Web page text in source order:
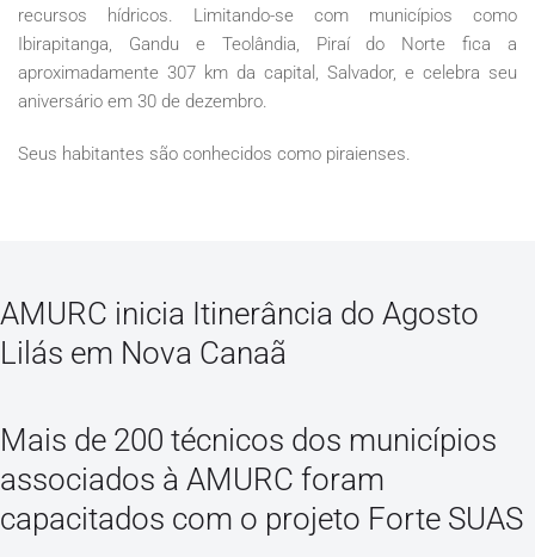
recursos hídricos. Limitando-se com municípios como
Ibirapitanga, Gandu e Teolândia, Piraí do Norte fica a
aproximadamente 307 km da capital, Salvador, e celebra seu
aniversário em 30 de dezembro.
Seus habitantes são conhecidos como piraienses.
AMURC inicia Itinerância do Agosto
Lilás em Nova Canaã
Mais de 200 técnicos dos municípios
associados à AMURC foram
capacitados com o projeto Forte SUAS